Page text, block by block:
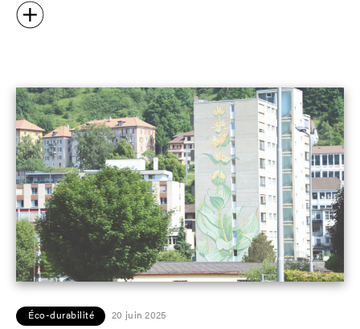
Éco-durabilité 20 juin 2025